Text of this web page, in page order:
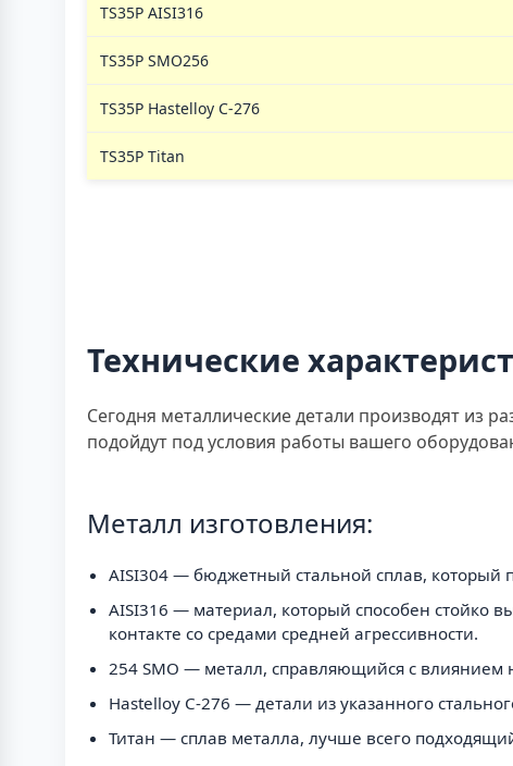
TS35P AISI316
TS35P SMO256
TS35P Hastelloy C-276
TS35P Titan
Технические
Сегодня металлические детали производят из
подойдут под условия работы вашего
Металл изготовления:
AISI304 — бюджетный стальной сплав, который
AISI316 — материал, который способен стойко
контакте со средами средней агрессивности.
254 SMO — металл, справляющийся с влиянием
Hastelloy C-276 — детали из указанного
Титан — сплав металла, лучше всего